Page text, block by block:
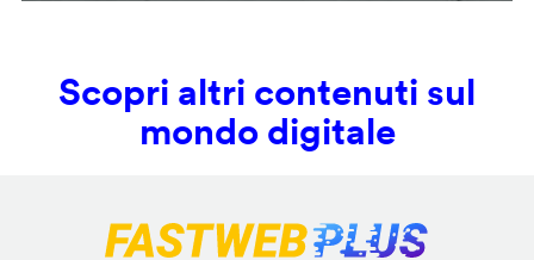
Scopri altri contenuti sul
mondo digitale